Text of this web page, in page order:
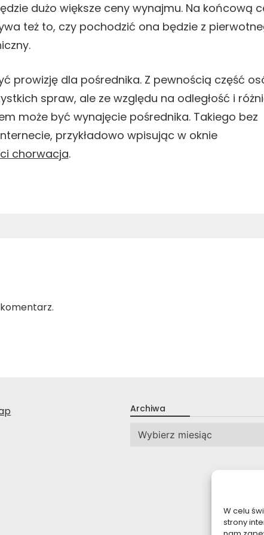
W celu
strony
dużo większe ceny wynajmu. Na końcową
też to, czy pochodzić ona będzie z
prowizję dla pośrednika. Z pewnością część
spraw, ale ze względu na odległość i
może być wynajęcie pośrednika. Takiego bez
przykładowo wpisując w oknie
chorwacja.
Archiwa
Archiwa